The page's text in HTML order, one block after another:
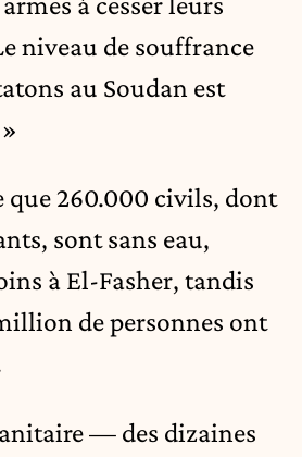
niveau de souffrance
au Soudan est
que 260.000 civils, dont
sont sans eau,
à El-Fasher, tandis
de personnes ont
— des dizaines